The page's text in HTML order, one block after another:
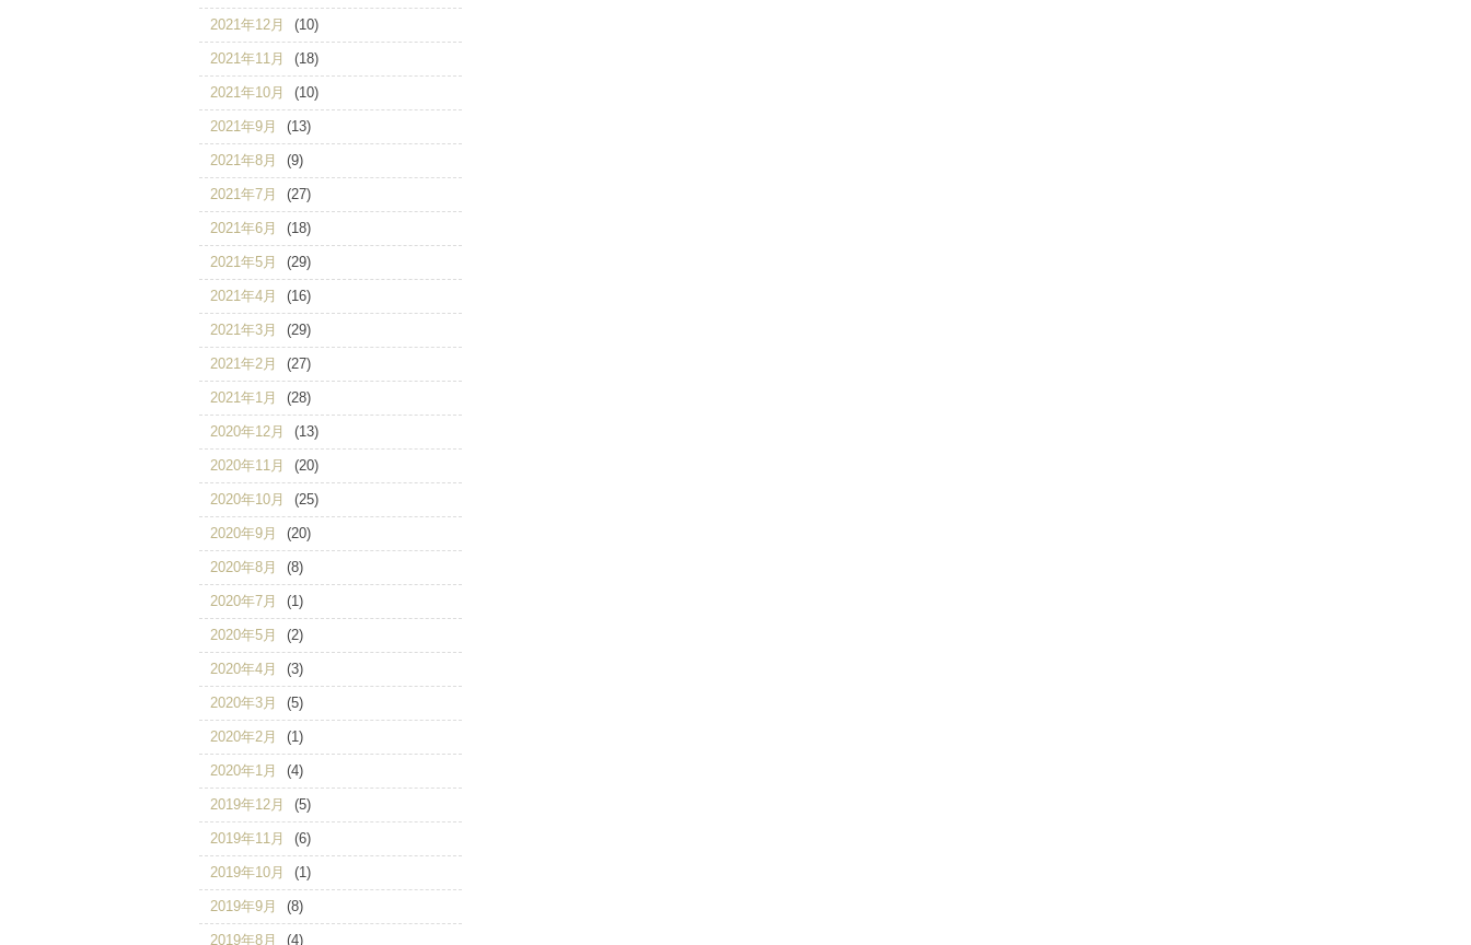
2021年12月 (10)
2021年11月 (18)
2021年10月 (10)
2021年9月 (13)
2021年8月 (9)
2021年7月 (27)
2021年6月 (18)
2021年5月 (29)
2021年4月 (16)
2021年3月 (29)
2021年2月 (27)
2021年1月 (28)
2020年12月 (13)
2020年11月 (20)
2020年10月 (25)
2020年9月 (20)
2020年8月 (8)
2020年7月 (1)
2020年5月 (2)
2020年4月 (3)
2020年3月 (5)
2020年2月 (1)
2020年1月 (4)
2019年12月 (5)
2019年11月 (6)
2019年10月 (1)
2019年9月 (8)
2019年8月 (4)